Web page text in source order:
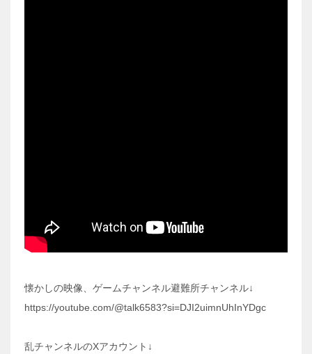
懐かしの映像、ゲームチャンネル避難所チャンネル↓
https://youtube.com/@talk6583?si=DJI2uimnUhInYDgc
乱チャンネルのXアカウント↓